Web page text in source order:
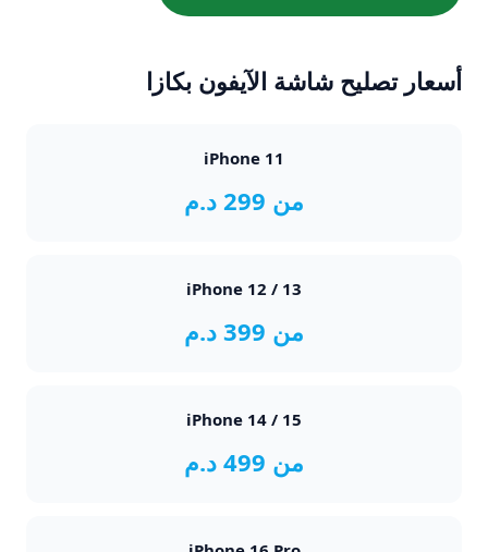
أسعار تصليح شاشة الآيفون بكازا
iPhone 11
من 299 د.م
iPhone 12 / 13
من 399 د.م
iPhone 14 / 15
من 499 د.م